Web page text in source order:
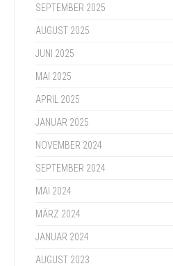
SEPTEMBER 2025
AUGUST 2025
JUNI 2025
MAI 2025
APRIL 2025
JANUAR 2025
NOVEMBER 2024
SEPTEMBER 2024
MAI 2024
MÄRZ 2024
JANUAR 2024
AUGUST 2023